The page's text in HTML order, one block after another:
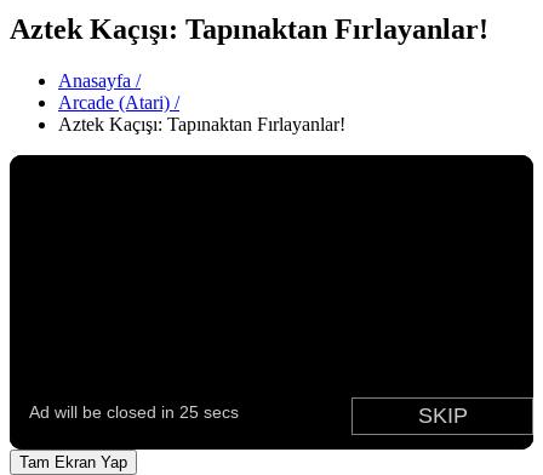
Aztek Kaçışı: Tapınaktan Fırlayanlar!
Anasayfa /
Arcade (Atari) /
Aztek Kaçışı: Tapınaktan Fırlayanlar!
Tam Ekran Yap